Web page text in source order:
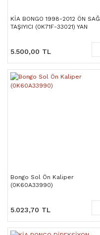
KİA BONGO 1998-2012 ÖN SAĞ
TAŞIYICI (0K71F-33021) YAN
5.500,00 TL
Bongo Sol Ön Kaliper
(0K60A33990)
5.023,70 TL